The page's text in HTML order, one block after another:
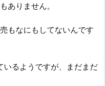
ありません。
もなにもしてないんです
るようですが、まだまだ